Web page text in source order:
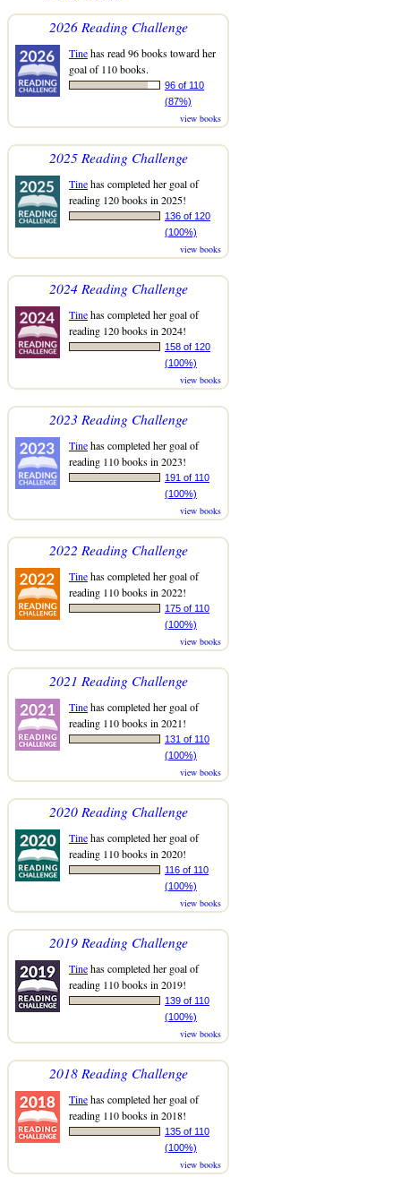
2026 Reading Challenge
Tinehas read 96 books toward her
goal of 110 books.
96 of 110
(87%)
view books
2025 Reading Challenge
Tinehas completed her goal of
reading 120 books in 2025!
136 of 120
(100%)
view books
2024 Reading Challenge
Tinehas completed her goal of
reading 120 books in 2024!
158 of 120
(100%)
view books
2023 Reading Challenge
Tinehas completed her goal of
reading 110 books in 2023!
191 of 110
(100%)
view books
2022 Reading Challenge
Tinehas completed her goal of
reading 110 books in 2022!
175 of 110
(100%)
view books
2021 Reading Challenge
Tinehas completed her goal of
reading 110 books in 2021!
131 of 110
(100%)
view books
2020 Reading Challenge
Tinehas completed her goal of
reading 110 books in 2020!
116 of 110
(100%)
view books
2019 Reading Challenge
Tinehas completed her goal of
reading 110 books in 2019!
139 of 110
(100%)
view books
2018 Reading Challenge
Tinehas completed her goal of
reading 110 books in 2018!
135 of 110
(100%)
view books